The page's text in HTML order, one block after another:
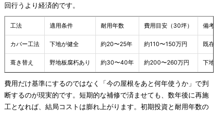
回行うより経済的です。
工法 適用条件 耐用年数 費用目安（30坪） 備考
カバー工法 下地が健全 約20〜25年 約110〜150万円 既存
葺き替え 野地板腐朽あり 約30〜40年 約200〜260万円 下地
費用だけ基準にするのではなく「今の屋根をあと何年使うか」で判
断するのが現実的です。短期的な補修で済ませても、数年後に再施
工となれば、結局コストは膨れ上がります。初期投資と耐用年数の